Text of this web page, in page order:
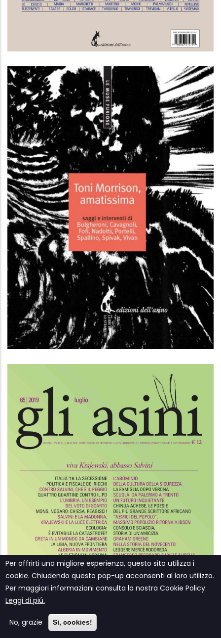
"Gli asini" n.57 ottobre 2018
Toni Morrison, amatissima
"Gli asini" n. 65, luglio 2019
Per offrirti una migliore esperienza, questo sito utilizza i
cookie. Chiudendo questo pop-up acconsenti al loro utilizzo.
Per maggiori informazioni consulta la nostra Cookie Policy.
Leggi di piú.
No, grazie Si, cookies!